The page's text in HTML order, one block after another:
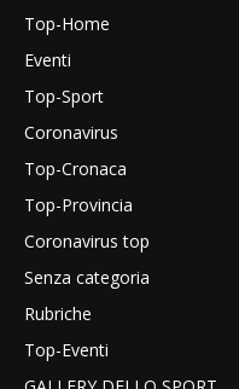
Top-Home
Eventi
Top-Sport
Coronavirus
Top-Cronaca
Top-Provincia
Coronavirus top
Senza categoria
Rubriche
Top-Eventi